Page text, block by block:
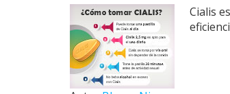
Cialis